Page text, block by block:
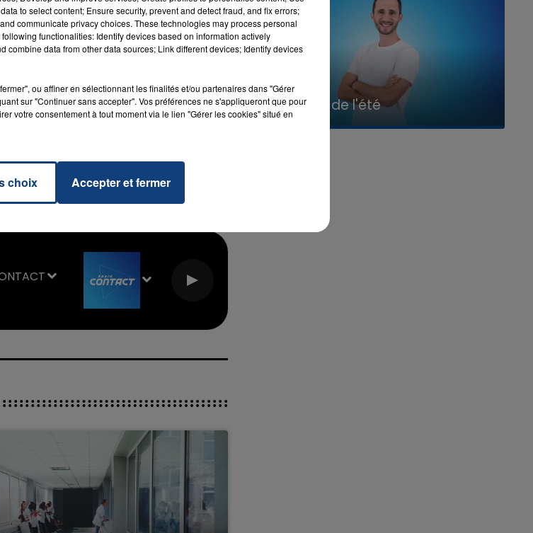
- 11h00
Team de l'été
7h00 - 11h00
La Team de l'été
to select content; Ensure security, prevent and detect fraud, and fix errors;
communicate privacy choices. These technologies may process personal
functionalities: Identify devices based on information actively
combine data from other data sources; Link different devices; Identify devices
ou affiner en sélectionnant les finalités et/ou partenaires dans "Gérer
sur "Continuer sans accepter". Vos préférences ne s'appliqueront que pour
votre consentement à tout moment via le lien "Gérer les cookies" situé en
choix Accepter et fermer